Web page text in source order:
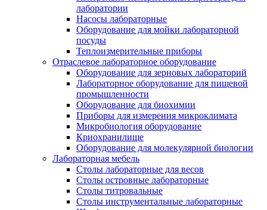
лаборатории
Насосы лабораторные
Оборудование для мойки лабораторной
посуды
Теплоизмерительные приборы
Отраслевое лабораторное оборудование
Оборудование для зерновых лабораторий
Лабораторное оборудование для пищевой
промышленности
Оборудование для биохимии
Приборы для измерения микроклимата
Микробиология оборудование
Криохранилище
Оборудование для молекулярной биологии
Лабораторная мебель
Столы лабораторные для весов
Столы островные лабораторные
Столы титровальные
Столы инструментальные лабораторные